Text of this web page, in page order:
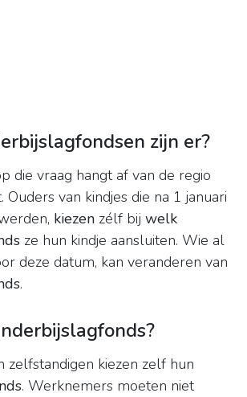
zijn er?
die vraag hangt af van de regio
van kindjes die na 1 januari
kiezen zélf bij welk
ze hun kindje aansluiten. Wie al
deze datum, kan veranderen van
.
zelfstandigen kiezen zelf hun
. Werknemers moeten niet